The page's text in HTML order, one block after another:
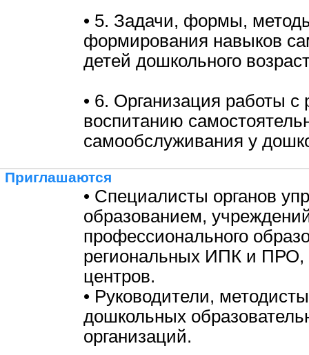
• 5. Задачи, формы,
формирования навыков
детей дошкольного
• 6. Организация работы с
воспитанию
самообслуживания у
Приглашаются
• Специалисты органов
образованием,
профессионального
региональных ИПК и ПРО,
центров.
• Руководители,
дошкольных
организаций.